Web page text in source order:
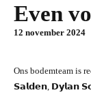
Even
12 november 2024
Ons bodemteam is
𝗦𝗮𝗹𝗱𝗲𝗻, 𝗗𝘆𝗹𝗮𝗻